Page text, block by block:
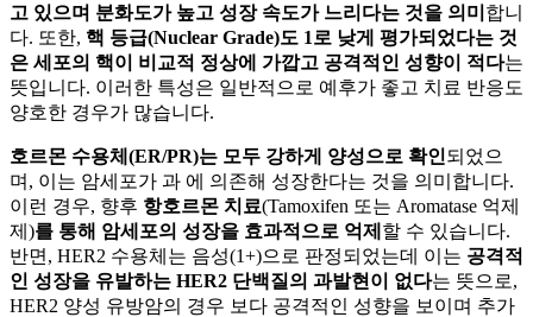
고 있으며 분화도가 높고 성장 속도가 느리다는 것을 의미 합니
다. 또한, 핵 등급(Nuclear Grade)도 1로 낮게 평가되었다는 것
은 세포의 핵이 비교적 정상에 가깝고 공격적인 성향이 적다는
뜻입니다. 이러한 특성은 일반적으로 예후가 좋고 치료 반응도
양호한 경우가 많습니다.
호르몬 수용체(ER/PR)는 모두 강하게 양성으로 확인되었으
며, 이는 암세포가 과 에 의존해 성장한다는 것을 의미합니다.
이런 경우, 향후 항호르몬 치료(Tamoxifen 또는 Aromatase 억제
제)를 통해 암세포의 성장을 효과적으로 억제 할 수 있습니다.
반면, HER2 수용체는 음성(1+)으로 판정되었는데 이는 공격적
인 성장을 유발하는 HER2 단백질의 과발현이 없다는 뜻으로,
HER2 양성 유방암의 경우 보다 공격적인 성향을 보이며 추가